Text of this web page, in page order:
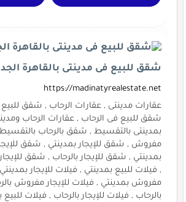
شقق للبيع فى مدينتى بالقاهرة
https://madinatyrealestate.net
عقارات مدينتى , عقارات الرحاب , شقق للبيع
شقق للبيع فى الرحاب , عقارات الرحاب
بمدينتى بالتقسيط , شقق بالرحاب بالتقسيط ,
مفروش , شقق للإيجار بمدينتي , شقق
بمدينتي , شقق للإيجار بالرحاب , شقق
, فيلات للبيع بمدينتي , فيلات للإيجار بمدينتي
مفروش بمدينتي , فيلات للإيجار مفروش
بالرحاب , فيلات للإيجار بالرحاب , فيلات